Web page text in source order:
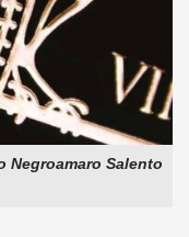
Negroamaro Salento